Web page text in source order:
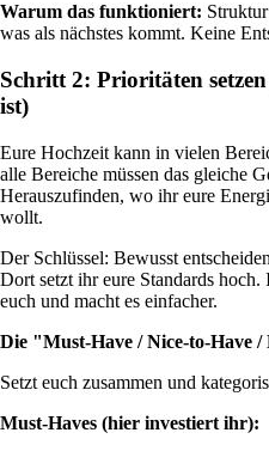
Warum das funktioniert:
was als nächstes kommt. Keine
Schritt 2: Prioritäten
ist)
Eure Hochzeit kann in vielen
alle Bereiche müssen das gleiche
Herauszufinden, wo ihr eure
wollt.
Der Schlüssel: Bewusst
Dort setzt ihr eure Standards
euch und macht es einfacher.
Die "Must-Have / Nice-to-Have
Setzt euch zusammen und
Must-Haves (hier investiert ihr):